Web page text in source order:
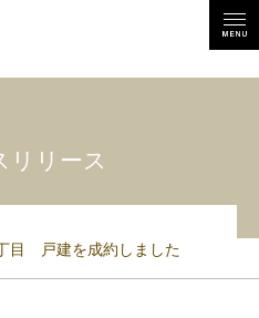
リリース
目 戸建を成約しました